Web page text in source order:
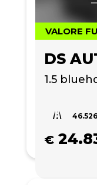
VALORE
1.5
€